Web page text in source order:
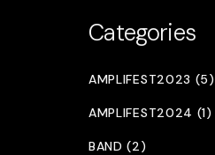
Categories
AMPLIFEST2023 (5)
AMPLIFEST2024 (1)
BAND (2)